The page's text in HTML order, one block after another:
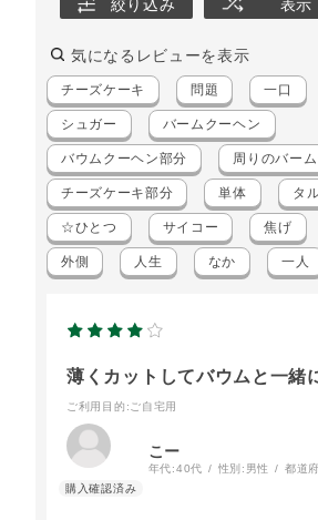
絞り込み 表示
気になるレビューを表示
チーズケーキ 問題 一口
シュガー バームクーヘン
バウムクーヘン部分 周りのバー
チーズケーキ部分 単体 タ
☆ひとつ サイコー 焦げ
外側 人生 なか 一人
薄くカットしてバウムと一緒
ご利用目的 :ご自宅用
こー
年代:40代 性別: 男性 都道